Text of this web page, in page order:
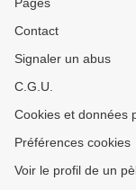
Contact
Signaler un abus
C.G.U.
Cookies et données
Préférences cookies
Voir le profil de un